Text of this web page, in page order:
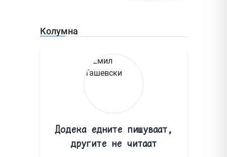
Колумна
Додека едните пишуваат,
другите не читаат